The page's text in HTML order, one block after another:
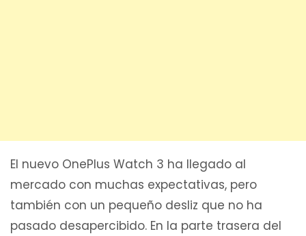
El nuevo OnePlus Watch 3 ha llegado al
mercado con muchas expectativas, pero
también con un pequeño desliz que no ha
pasado desapercibido. En la parte trasera del